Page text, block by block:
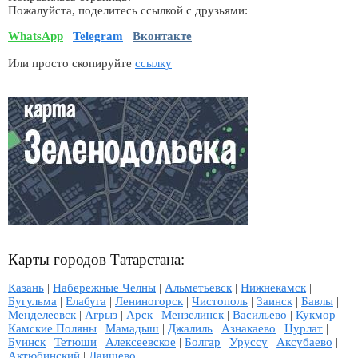
Пожалуйста, поделитесь ссылкой с друзьями:
WhatsApp
Telegram Вконтакте
Или просто скопируйте ссылку
Карты городов Татарстана:
Казань | Набережные Челны | Альметьевск | Нижнекамск |
Бугульма | Елабуга | Лениногорск | Чистополь | Заинск | Бавлы |
Менделеевск | Агрыз | Арск | Мензелинск | Васильево | Кукмор |
Камские Поляны | Мамадыш | Джалиль | Азнакаево | Нурлат |
Буинск | Тетюши | Алексеевское | Болгар | Уруссу | Аксубаево |